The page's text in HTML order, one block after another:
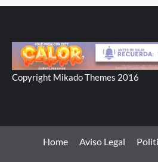
Copyright Mikado Themes 2016
Home Aviso Legal